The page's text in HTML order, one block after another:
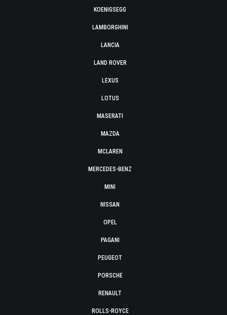
KOENIGSEGG
LAMBORGHINI
LANCIA
LAND ROVER
LEXUS
LOTUS
MASERATI
MAZDA
MCLAREN
MERCEDES-BENZ
MINI
NISSAN
OPEL
PAGANI
PEUGEOT
PORSCHE
RENAULT
ROLLS-ROYCE